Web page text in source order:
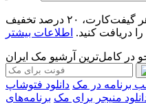
تا تاریخ ۳۰ مرداد ۱۴۰۵ با خرید هر گیفت‌کارت، ۲۰ درصد تخفیف
دریافت کنید. اطلاعات بیشتر
برنامه در مک دانلود فتوشاپ
منیجر برای مک